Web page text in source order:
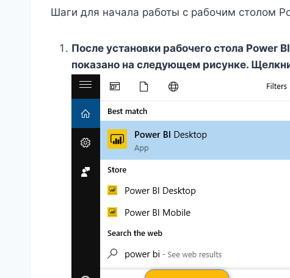
Шаги для начала работы с рабочим столом
После установки рабочего стола Power
показано на следующем рисунке.